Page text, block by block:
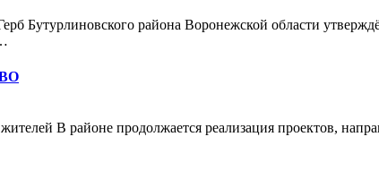
Бутурлиновского района Воронежской области
В районе продолжается реализация проектов,